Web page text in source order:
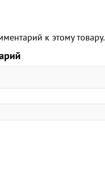
к этому товару.